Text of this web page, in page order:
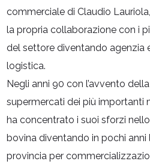
commerciale di Claudio
la propria collaborazione con i
del settore diventando agenzia
logistica.
Negli anni 90 con l’avvento
supermercati dei più importanti
ha concentrato i suoi sforzi
bovina diventando in pochi anni
provincia per